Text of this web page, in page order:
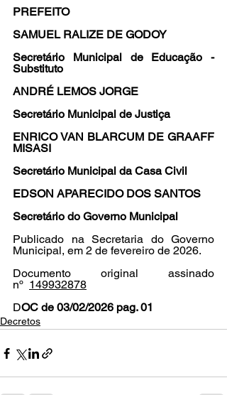
PREFEITO
SAMUEL RALIZE DE GODOY
Secretário Municipal de Educação -
Substituto
ANDRÉ LEMOS JORGE
Secretário Municipal de Justiça
ENRICO VAN BLARCUM DE GRAAFF
MISASI
Secretário Municipal da Casa Civil
EDSON APARECIDO DOS SANTOS
Secretário do Governo Municipal
Publicado na Secretaria do Governo
Municipal, em 2 de fevereiro de 2026.
Documento original assinado
nº 149932878
DOC de 03/02/2026 pag. 01
Decretos